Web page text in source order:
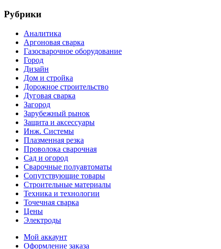
Рубрики
Аналитика
Аргоновая сварка
Газосварочное оборудование
Город
Дизайн
Дом и стройка
Дорожное строительство
Дуговая сварка
Загород
Зарубежный рынок
Защита и аксессуары
Инж. Системы
Плазменная резка
Проволока сварочная
Сад и огород
Сварочные полуавтоматы
Сопутствующие товары
Строительные материалы
Техника и технологии
Точечная сварка
Цены
Электроды
Мой аккаунт
Оформление заказа